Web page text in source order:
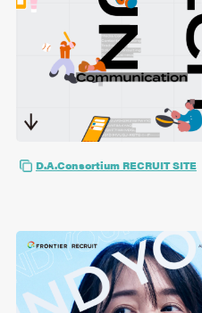
D.A.Consortium RECRUIT SITE